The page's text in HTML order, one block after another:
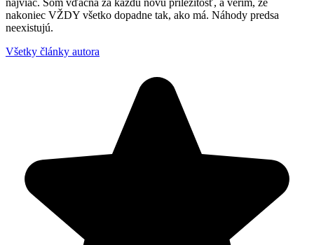
najviac. Som vďačná za každú novú príležitosť, a verím, že
nakoniec VŽDY všetko dopadne tak, ako má. Náhody predsa
neexistujú.
Všetky články autora